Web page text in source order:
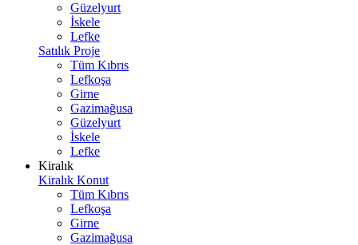
Güzelyurt
İskele
Lefke
Satılık Proje
Tüm Kıbrıs
Lefkoşa
Girne
Gazimağusa
Güzelyurt
İskele
Lefke
Kiralık
Kiralık Konut
Tüm Kıbrıs
Lefkoşa
Girne
Gazimağusa